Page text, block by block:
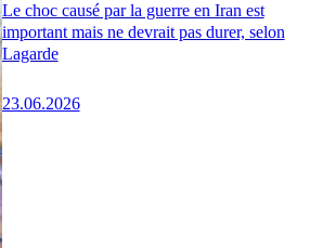
Le choc causé par la guerre en Iran est
important mais ne devrait pas durer, selon
Lagarde
23.06.2026